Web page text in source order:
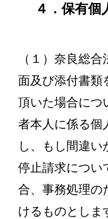
４．保有
（１）奈良総
面及び添付書類
頂いた場合につ
者本人に係る個
し、もし間違
停止請求につい
合、事務処理の
けるものとしま